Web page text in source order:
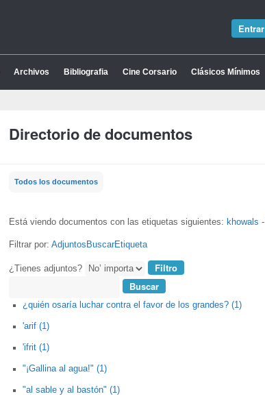
Entrar
Archivos Bibliografia Cine Corsario Clásicos Mínimos
Directorio de documentos
Todos los documentos
Está viendo documentos con las etiquetas siguientes: khowals -
Filtrar por: Adjuntos BuscarEtiqueta
¿Tienes adjuntos?
¿quién osaría luchar contra el favor de los grandes? (1)
'arif (1)
'ifrit (1)
"¡Gallina al agua!" (1)
"al sable y al bastón" (1)